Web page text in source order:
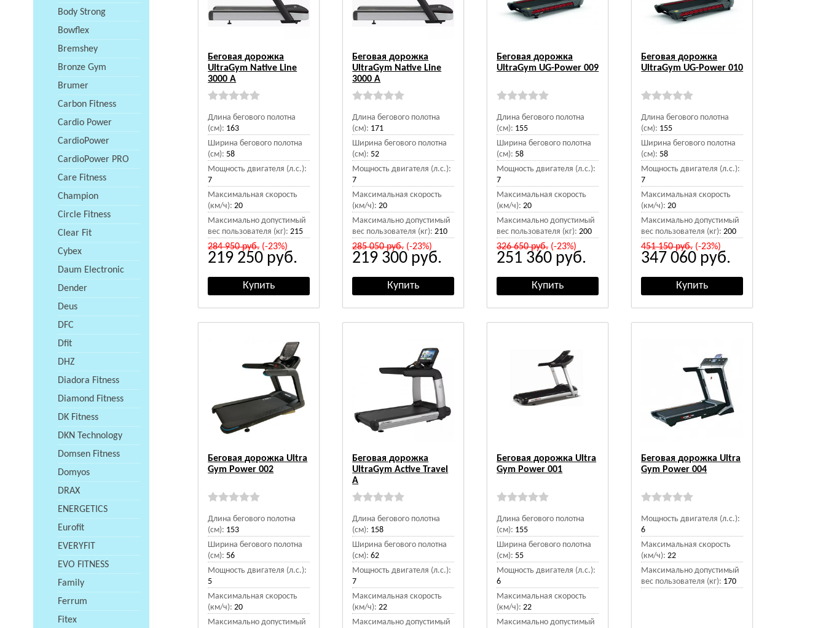
Body Strong
Bowflex
Bremshey
Bronze Gym
Brumer
Carbon Fitness
Cardio Power
CardioPower
CardioPower PRO
Care Fitness
Champion
Circle Fitness
Clear Fit
Cybex
Daum Electronic
Dender
Deus
DFC
Dfit
DHZ
Diadora Fitness
Diamond Fitness
DK Fitness
DKN Technology
Domsen Fitness
Domyos
DRAX
ENERGETICS
Eurofit
EVERYFIT
EVO FITNESS
Family
Ferrum
Fitex
Беговая дорожка
UltraGym Native Line
3000 A
Длина бегового полотна
(см): 163
Ширина бегового полотна
(см): 58
Мощность двигателя (л.с.):
7
Максимальная скорость
(км/ч): 20
Максимально допустимый
вес пользователя (кг): 215
284 950руб.(-23%)
219 250 руб.
Беговая дорожка
UltraGym Native Line
3000 A
Длина бегового полотна
(см): 171
Ширина бегового полотна
(см): 52
Мощность двигателя (л.с.):
7
Максимальная скорость
(км/ч): 20
Максимально допустимый
вес пользователя (кг): 210
285 050руб.(-23%)
219 300 руб.
Беговая дорожка
UltraGym UG-Power 009
Длина бегового полотна
(см): 155
Ширина бегового полотна
(см): 58
Мощность двигателя (л.с.):
7
Максимальная скорость
(км/ч): 20
Максимально допустимый
вес пользователя (кг): 200
326 650руб.(-23%)
251 360 руб.
Беговая дорожка
UltraGym UG-Power 010
Длина бегового полотна
(см): 155
Ширина бегового полотна
(см): 58
Мощность двигателя (л.с.):
7
Максимальная скорость
(км/ч): 20
Максимально допустимый
вес пользователя (кг): 200
451 150руб.(-23%)
347 060 руб.
Беговая дорожка Ultra
Gym Power 002
Длина бегового полотна
(см): 153
Ширина бегового полотна
(см): 56
Мощность двигателя (л.с.):
5
Максимальная скорость
(км/ч): 20
Максимально допустимый
Беговая дорожка
UltraGym Active Travel
A
Длина бегового полотна
(см): 158
Ширина бегового полотна
(см): 62
Мощность двигателя (л.с.):
7
Максимальная скорость
(км/ч): 22
Максимально допустимый
Беговая дорожка Ultra
Gym Power 001
Длина бегового полотна
(см): 155
Ширина бегового полотна
(см): 55
Мощность двигателя (л.с.):
6
Максимальная скорость
(км/ч): 22
Максимально допустимый
Беговая дорожка Ultra
Gym Power 004
Мощность двигателя (л.с.):
6
Максимальная скорость
(км/ч): 22
Максимально допустимый
вес пользователя (кг): 170